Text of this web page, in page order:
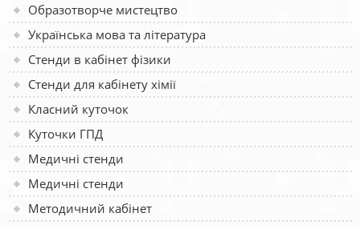
Образотворче мистецтво
Українська мова та література
Стенди в кабінет фізики
Стенди для кабінету хімії
Класний куточок
Куточки ГПД
Медичні стенди
Медичні стенди
Методичний кабінет